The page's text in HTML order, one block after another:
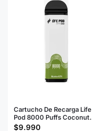
Cartucho De Recarga Life
Pod 8000 Puffs Coconut
Water
$9.990